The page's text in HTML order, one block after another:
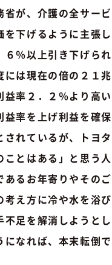
が、介護の全サー
下げるように主張
％以上引き下げら
は現在の倍の２１
率２．２％より高
率を上げ利益を確
れているが、トヨ
とはある」と思う
るお年寄りやその
え方に冷や水を浴び
足を解消しようと
なれば、本末転倒